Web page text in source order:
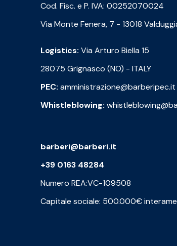
Cod. Fisc. e P. IVA: 00252070024
Via Monte Fenera, 7 - 13018
Logistics: Via Arturo Biella 15
28075 Grignasco (NO) - ITALY
PEC: amministrazione@barberipec.it
Whistleblowing:
barberi@barberi.it
+39 0163 48284
Numero REA:VC-109508
Capitale sociale: 500.000€